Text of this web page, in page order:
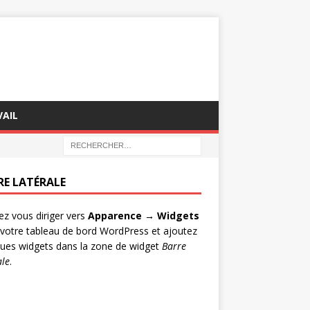
LATÉRALE
vous diriger vers Apparence → Widgets
tableau de bord WordPress et ajoutez
widgets dans la zone de widget Barre
.